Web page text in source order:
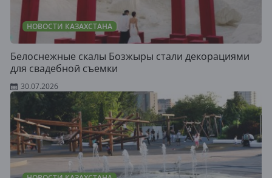
НОВОСТИ КАЗАХСТАНА
Белоснежные скалы Бозжыры стали декорациями
для свадебной съемки
30.07.2026